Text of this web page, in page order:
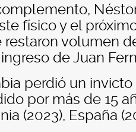
físico y el
restaron volumen
de Juan
perdió un
por más de 15
(2023), España